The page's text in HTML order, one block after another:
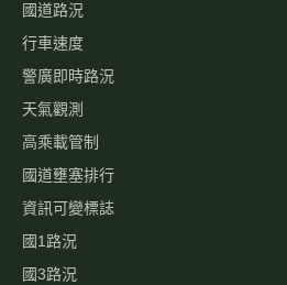
國道路況
行車速度
警廣即時路況
天氣觀測
高乘載管制
國道壅塞排行
資訊可變標誌
國1路況
國3路況